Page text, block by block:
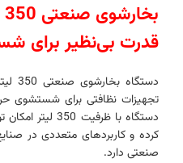
قدرت بی‌نظیر برای
تجهیزات نظافتی برای شستشوی
دستگاه با
کرده و کاربردهای متعددی در
صنعتی دارد.